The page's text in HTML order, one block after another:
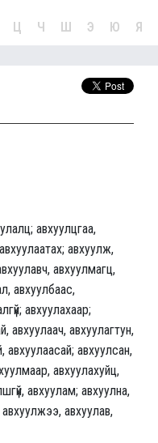
Ц Ч Ш Э Ю Я
авхуулцгаа,
авхуулж,
авхуулмагц,
авхуулбаас,
авхуулахаар;
авхуулаач, авхуулагтун,
авхуулаасай; авхуулсан,
авхуулахуйц,
авхуулам; авхуулна,
авхуулав,